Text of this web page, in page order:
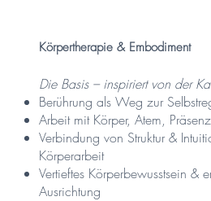
Die Basis – inspiriert von der
Berührung als Weg zur
Arbeit mit Körper, Atem,
Verbindung von Struktur &
Körperarbeit
Vertieftes Körperbewusstsein &
Ausrichtung
Körpertherapie & Embodiment